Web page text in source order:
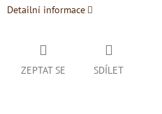
Detailní informace
ZEPTAT SE SDÍLET